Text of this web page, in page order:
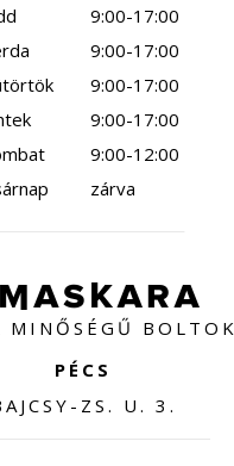
9:00-17:00
9:00-17:00
9:00-17:00
9:00-17:00
9:00-12:00
zárva
MINŐSÉGŰ BOLTOK
PÉCS
ZS. U. 3.